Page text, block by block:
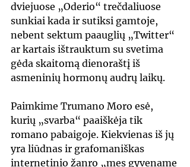
dviejuose „Oderio“ trečdaliuose
sunkiai kada ir sutiksi gamtoje,
nebent sektum paauglių „Twitter“
ar kartais ištrauktum su svetima
gėda skaitomą dienoraštį iš
asmeninių hormonų audrų laikų.
Paimkime Trumano Moro esė,
kurių „svarba“ paaiškėja tik
romano pabaigoje. Kiekvienas iš jų
yra liūdnas ir grafomaniškas
internetinio žanro „mes gyvename